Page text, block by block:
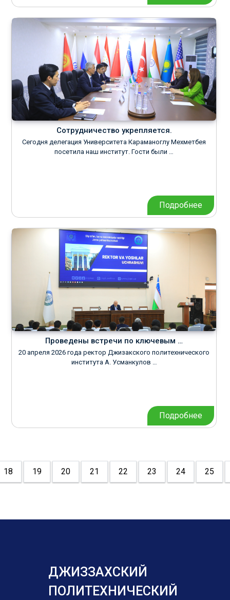
Сотрудничество укрепляется.
Сегодня делегация Университета Караманоглу Мехметбея
посетила наш институт. Гости были …
Подробнее
Проведены встречи по ключевым …
20 апреля 2026 года ректор Джизакского политехнического
института А. Усманкулов …
Подробнее
18 19 20 21 22 23 24 25
ДЖИЗЗАХСКИЙ
ПОЛИТЕХНИЧЕСКИЙ